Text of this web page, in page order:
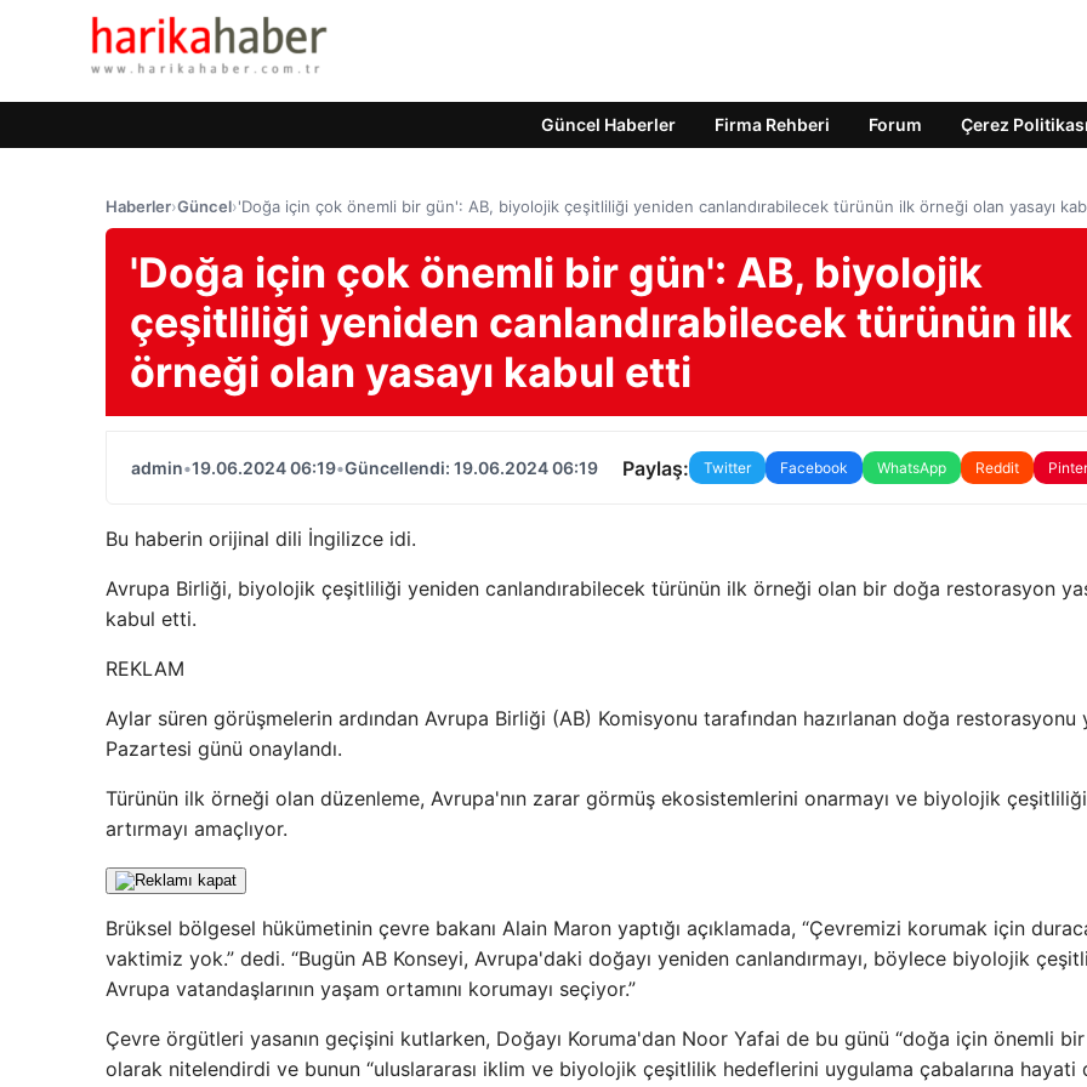
Güncel Haberler Firma Rehberi Forum Çerez Politikası
Haberler›Güncel›'Doğa için çok önemli bir gün': AB, biyolojik çeşitliliği yeniden canlandırabilecek türünün ilk örneği olan yasayı
'Doğa için çok önemli bir gün': AB, biyolojik
çeşitliliği yeniden canlandırabilecek türünün ilk
örneği olan yasayı kabul etti
admin•19.06.2024 06:19•Güncellendi: 19.06.2024 06:19 Paylaş: Twitter Facebook WhatsApp Reddit
Bu haberin orijinal dili İngilizce idi.
Avrupa Birliği, biyolojik çeşitliliği yeniden canlandırabilecek türünün ilk örneği olan bir doğa restorasyon
kabul etti.
REKLAM
Aylar süren görüşmelerin ardından Avrupa Birliği (AB) Komisyonu tarafından hazırlanan doğa restorasyonu
Pazartesi günü onaylandı.
Türünün ilk örneği olan düzenleme, Avrupa'nın zarar görmüş ekosistemlerini onarmayı ve biyolojik çeşitliliği
artırmayı amaçlıyor.
Brüksel bölgesel hükümetinin çevre bakanı Alain Maron yaptığı açıklamada, “Çevremizi korumak için
vaktimiz yok.” dedi. “Bugün AB Konseyi, Avrupa'daki doğayı yeniden canlandırmayı, böylece biyolojik
Avrupa vatandaşlarının yaşam ortamını korumayı seçiyor.”
Çevre örgütleri yasanın geçişini kutlarken, Doğayı Koruma'dan Noor Yafai de bu günü “doğa için önemli bir
olarak nitelendirdi ve bunun “uluslararası iklim ve biyolojik çeşitlilik hedeflerini uygulama çabalarına hayati